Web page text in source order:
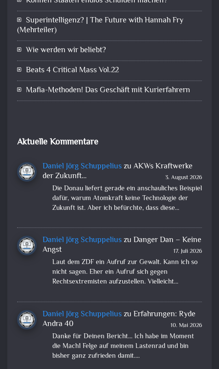
Superintelligenz? | The Future with Hannah Fry
(Mehrteiler)
Wie werden wir beliebt?
Beats 4 Critical Mass Vol.22
Mafia-Methoden! Das Geschäft mit Kurierfahrern
Aktuelle Kommentare
Daniel Jörg Schuppeliuszu AKWs Kraftwerke
der Zukunft…
3. August 2026
Die Donau liefert gerade ein anschauliches Beispiel
dafür, warum Atomkraft keine Technologie der
Zukunft ist. Aber ich befürchte, dass diese…
Daniel Jörg Schuppeliuszu Danger Dan – Keine
Angst
17. Juli 2026
Laut dem ZDF ein Aufruf zur Gewalt. Kann ich so
nicht sagen. Eher ein Aufruf sich gegen
Rechtsextremisten aufzustellen. Vielleicht…
Daniel Jörg Schuppeliuszu Erfahrungen: Ryde
Andra 40
10. Mai 2026
Danke für Deinen Bericht... Ich habe im Moment
die Mach1 Felge auf meinem Lastenrad und bin
bisher ganz zufrieden damit.…